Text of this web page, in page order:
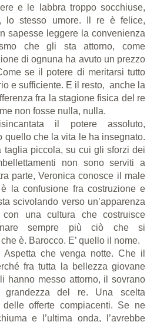
e le labbra troppo socchiuse,
lo stesso umore. Il re è felice,
sapesse leggere la convenienza
che gli sta attorno, come
di ognuna ha avuto un prezzo
se il potere di meritarsi tutto
e sufficiente. E il resto, anche la
fra la stagione fisica del re
non fosse nulla, nulla.
il potere assoluto,
quello che la vita le ha insegnato.
taglia piccola, su cui gli sforzi dei
non sono serviti a
parte, Veronica conosce il male
la confusione fra costruzione e
scivolando verso un’apparenza
una cultura che costruisce
sempre più ciò che si
è. Barocco. E’ quello il nome.
Aspetta che venga notte. Che il
fra tutta la bellezza giovane
hanno messo attorno, il sovrano
del re. Una scelta
offerte compiacenti. Se ne
e l’ultima onda, l’avrebbe